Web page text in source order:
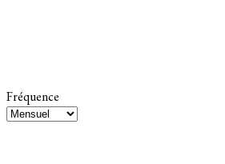
Fréquence